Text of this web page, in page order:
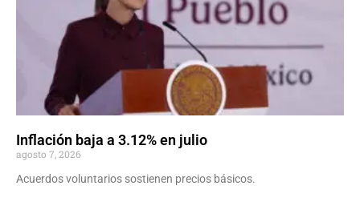
Inflación baja a 3.12% en julio
agosto 7, 2026
Acuerdos voluntarios sostienen precios básicos.